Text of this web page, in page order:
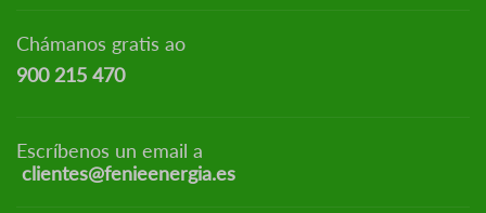
Chámanos gratis ao
900 215 470
Escríbenos un email a
clientes@fenieenergia.es